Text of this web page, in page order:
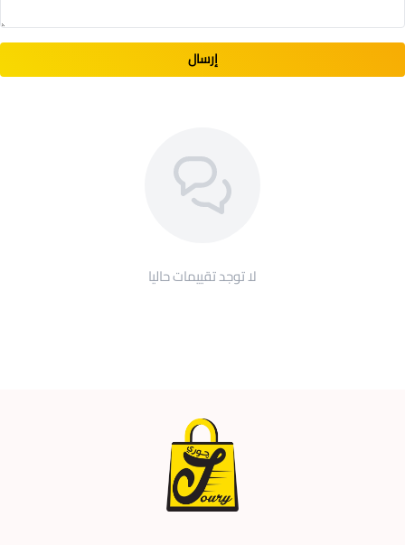
إرسال
لا توجد تقييمات حاليا